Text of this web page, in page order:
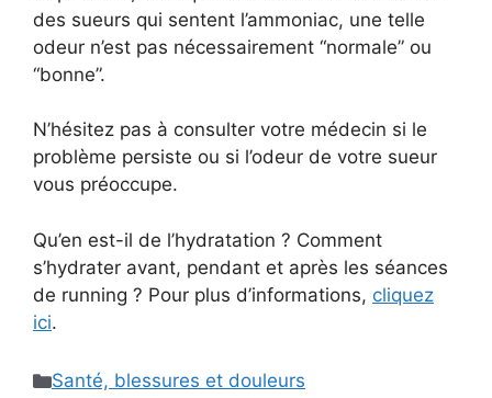
des sueurs qui sentent l’ammoniac, une telle
odeur n’est pas nécessairement “normale” ou
“bonne”.
N’hésitez pas à consulter votre médecin si le
problème persiste ou si l’odeur de votre sueur
vous préoccupe.
Qu’en est-il de l’hydratation ? Comment
s’hydrater avant, pendant et après les séances
de running ? Pour plus d’informations, cliquez
ici.
Catégories
Santé, blessures et douleurs